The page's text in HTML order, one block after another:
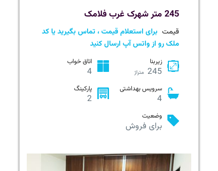
245 متر شهرک غرب فلامک
قیمت برای استعلام قیمت ، تماس بگیرید یا کد
ملک رو از واتس آپ ارسال کنید
زیربنا
245 متراژ
اتاق خواب
4
سرویس بهداشتی
4
پارکینگ
2
وضعیت
برای فروش